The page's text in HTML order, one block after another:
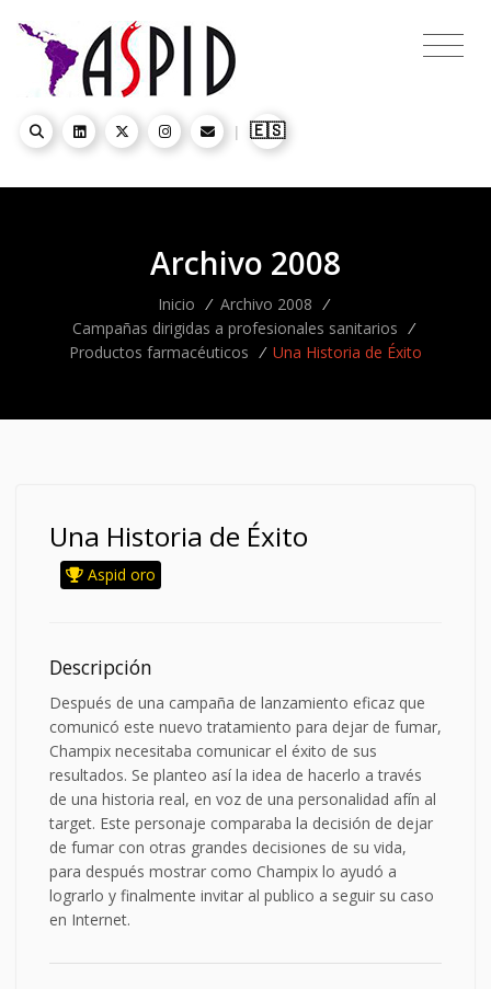
| 🇪🇸
Archivo 2008
Inicio / Archivo 2008 /
Campañas dirigidas a profesionales sanitarios /
Productos farmacéuticos / Una Historia de Éxito
Una Historia de Éxito
Aspid oro
Descripción
Después de una campaña de lanzamiento eficaz que
comunicó este nuevo tratamiento para dejar de fumar,
Champix necesitaba comunicar el éxito de sus
resultados. Se planteo así la idea de hacerlo a través
de una historia real, en voz de una personalidad afín al
target. Este personaje comparaba la decisión de dejar
de fumar con otras grandes decisiones de su vida,
para después mostrar como Champix lo ayudó a
lograrlo y finalmente invitar al publico a seguir su caso
en Internet.